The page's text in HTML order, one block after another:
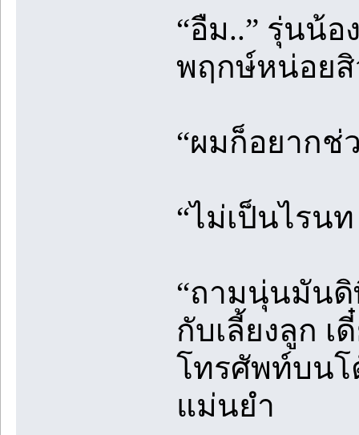
“อืม..” รุ่นน้อ
พฤกษ์หน่อยสิ
“ผมก็อยากช่
“ไม่เป็นไรน
“ถามนุ่นมันดิ
กับเลี้ยงลูก เ
โทรศัพท์บนโ
แม่นยำ